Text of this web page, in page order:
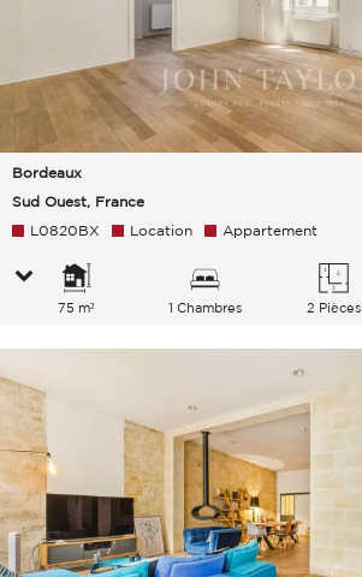
Bordeaux
Sud Ouest, France
L0820BX Location Appartement
75 m² 1 Chambres 2 Pièces